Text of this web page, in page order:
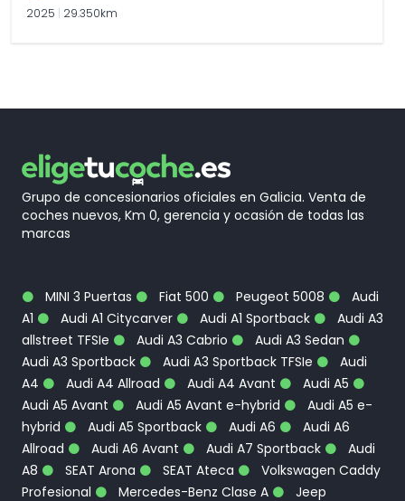
2025 29.350km
Grupo de concesionarios oficiales en Galicia. Venta de
coches nuevos, Km 0, gerencia y ocasión de todas las
marcas
MINI 3 Puertas Fiat 500 Peugeot 5008
Audi
A1
Audi A1 Citycarver Audi A1 Sportback
Audi A3
allstreet TFSIe
Audi A3 Cabrio
Audi A3 Sedan
Audi A3 Sportback
Audi A3 Sportback TFSIe
Audi
A4
Audi A4 Allroad Audi A4 Avant
Audi A5
Audi A5 Avant
Audi A5 Avant e-hybrid
Audi A5 e-
hybrid
Audi A5 Sportback Audi A6
Audi A6
Allroad
Audi A6 Avant Audi A7 Sportback
Audi
A8
SEAT Arona SEAT Ateca
Volkswagen Caddy
Profesional
Mercedes-Benz Clase A
Jeep